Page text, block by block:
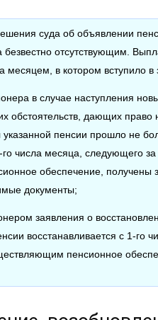
суда об объявлении
отсутствующим.
месяцем, в котором вступило
в случае наступления
обстоятельств, дающих право
пенсии прошло не
го числа месяца, следующего
обеспечение, получены
документы;
заявления о
восстанавливается с 1-го
пенсионное